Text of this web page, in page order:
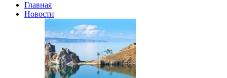
Главная
Новости